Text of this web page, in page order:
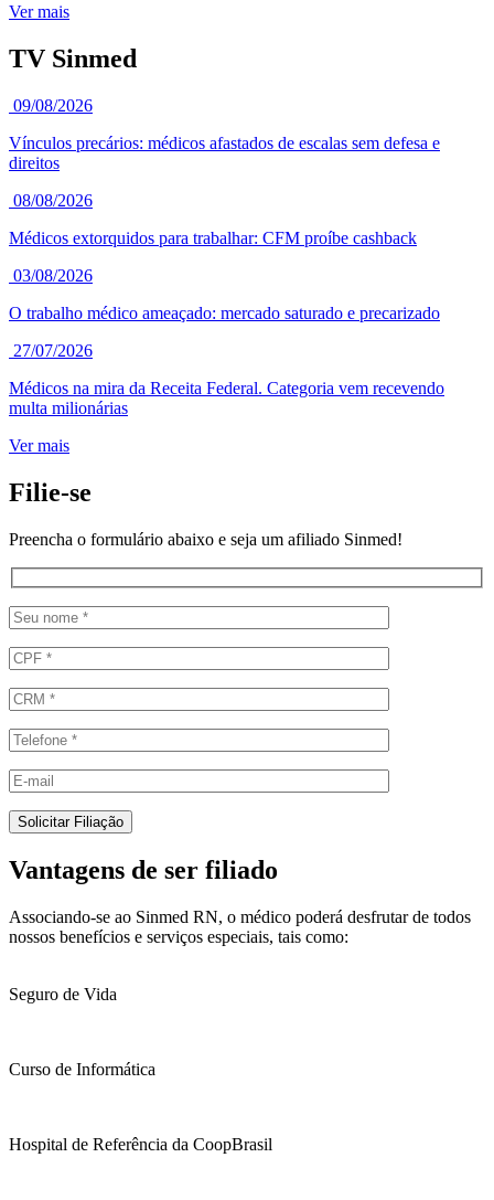
Ver mais
TV Sinmed
09/08/2026
Vínculos precários: médicos afastados de escalas sem defesa e
direitos
08/08/2026
Médicos extorquidos para trabalhar: CFM proíbe cashback
03/08/2026
O trabalho médico ameaçado: mercado saturado e precarizado
27/07/2026
Médicos na mira da Receita Federal. Categoria vem recevendo
multa milionárias
Ver mais
Filie-se
Preencha o formulário abaixo e seja um afiliado Sinmed!
Vantagens de ser filiado
Associando-se ao Sinmed RN, o médico poderá desfrutar de todos
nossos benefícios e serviços especiais, tais como:
Seguro de Vida
Curso de Informática
Hospital de Referência da CoopBrasil